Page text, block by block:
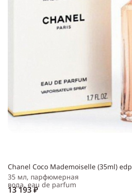
Chanel Coco Mademoiselle (35ml) edp
35 мл, парфюмерная
вода, eau de parfum
13 193 ₽